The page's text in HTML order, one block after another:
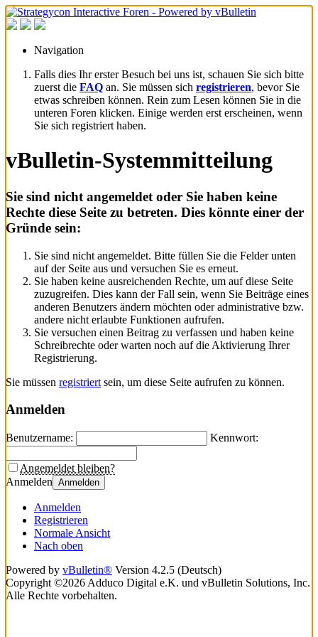
Navigation
Falls dies Ihr erster Besuch bei uns ist, schauen Sie sich bitte
zuerst die FAQ an. Sie müssen sich registrieren, bevor Sie
etwas schreiben können. Rein zum Lesen können Sie in die
unteren Foren klicken. Einige werden erst erscheinen, wenn
Sie sich registriert haben.
vBulletin-Systemmitteilung
Sie sind nicht angemeldet oder Sie haben keine
Rechte diese Seite zu betreten. Dies könnte einer der
Gründe sein:
Sie sind nicht angemeldet. Bitte füllen Sie die Felder unten
auf der Seite aus und versuchen Sie es erneut.
Sie haben keine ausreichenden Rechte, um auf diese Seite
zuzugreifen. Dies kann der Fall sein, wenn Sie Beiträge eines
anderen Benutzers ändern möchten oder administrative bzw.
andere nicht erlaubte Funktionen aufrufen.
Sie versuchen einen Beitrag zu verfassen und haben keine
Schreibrechte oder warten noch auf die Aktivierung Ihrer
Registrierung.
Sie müssen registriert sein, um diese Seite aufrufen zu können.
Anmelden
Benutzername: Kennwort:
Angemeldet bleiben?
Anmelden Anmelden
Anmelden
Registrieren
Normale Ansicht
Nach oben
Powered by vBulletin® Version 4.2.5 (Deutsch)
Copyright ©2026 Adduco Digital e.K. und vBulletin Solutions, Inc.
Alle Rechte vorbehalten.